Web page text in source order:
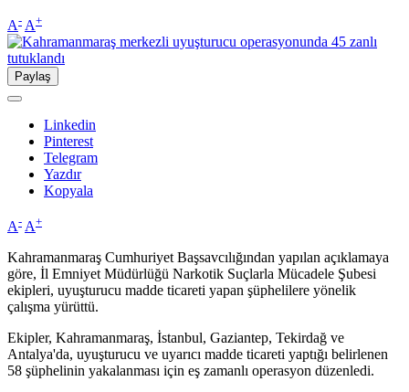
A- A+
Paylaş
Linkedin
Pinterest
Telegram
Yazdır
Kopyala
A- A+
Kahramanmaraş Cumhuriyet Başsavcılığından yapılan açıklamaya
göre, İl Emniyet Müdürlüğü Narkotik Suçlarla Mücadele Şubesi
ekipleri, uyuşturucu madde ticareti yapan şüphelilere yönelik
çalışma yürüttü.
Ekipler, Kahramanmaraş, İstanbul, Gaziantep, Tekirdağ ve
Antalya'da, uyuşturucu ve uyarıcı madde ticareti yaptığı belirlenen
58 şüphelinin yakalanması için eş zamanlı operasyon düzenledi.